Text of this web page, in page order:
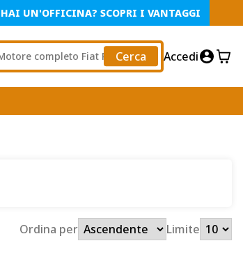
HAI UN'OFFICINA? SCOPRI I VANTAGGI
Cerca Accedi
Ordina per Limite